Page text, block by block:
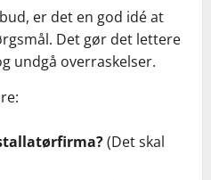
er det en god idé at
Det gør det lettere
undgå overraskelser.
(Det skal